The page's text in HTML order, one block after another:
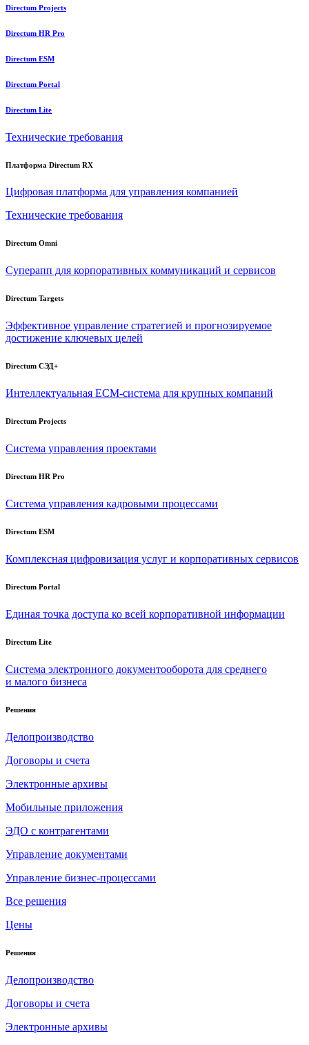
Directum Projects
Directum HR Pro
Directum ESM
Directum Portal
Directum Lite
Технические требования
Платформа Directum RX
Цифровая платформа для управления компанией
Технические требования
Directum Omni
Суперапп для корпоративных коммуникаций и сервисов
Directum Targets
Эффективное управление стратегией и прогнозируемое
достижение ключевых целей
Directum СЭД+
Интеллектуальная ECM-система для крупных компаний
Directum Projects
Система управления проектами
Directum HR Pro
Система управления кадровыми процессами
Directum ESM
Комплексная цифровизация услуг и корпоративных сервисов
Directum Portal
Единая точка доступа ко всей корпоративной информации
Directum Lite
Система электронного документооборота для среднего
и малого бизнеса
Решения
Делопроизводство
Договоры и счета
Электронные архивы
Мобильные приложения
ЭДО с контрагентами
Управление документами
Управление бизнес-процессами
Все решения
Цены
Решения
Делопроизводство
Договоры и счета
Электронные архивы